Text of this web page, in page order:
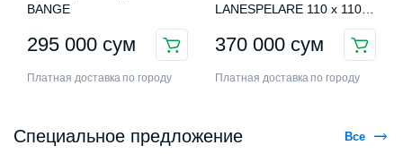
BANGE
295 000 сум
Платная доставка по городу
LANESPELARE 110 x 110
370 000 сум
Платная доставка по городу
Специальное предложение Все